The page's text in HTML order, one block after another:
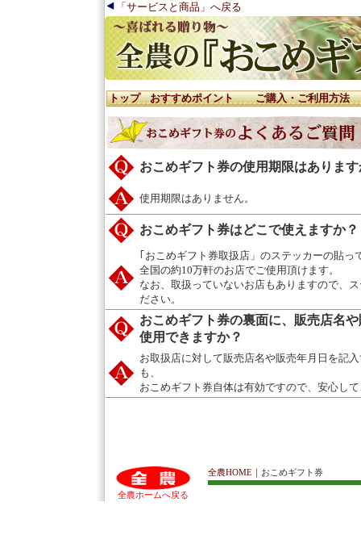
「サービスと商品」へ戻る
トップ おすすめポイント ご購入・ご利用方法
おこめギフト券の使用期限はありま
使用期限はありません。
おこめギフト券はどこで使えますか？
｢おこめギフト券取扱店」のステッカーの貼
全国の約10万軒のお店でご使用頂けます。
なお、取扱っていないお店もありますので、
ださい。
おこめギフト券の裏面に、販売店名
使用できますか？
お取扱店に対して販売店名や販売年月日を記
も、
おこめギフト券自体は有効ですので、安心し
全農ホームへ戻る
全農HOME ｜おこめギフト券